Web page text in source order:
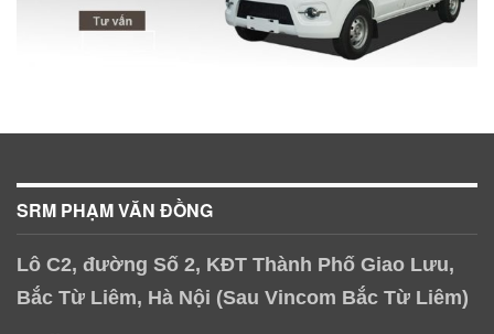
SRM PHẠM VĂN ĐỒNG
Lô C2, đường Số 2, KĐT Thành Phố Giao Lưu,
Bắc Từ Liêm, Hà Nội (Sau Vincom Bắc Từ Liêm)